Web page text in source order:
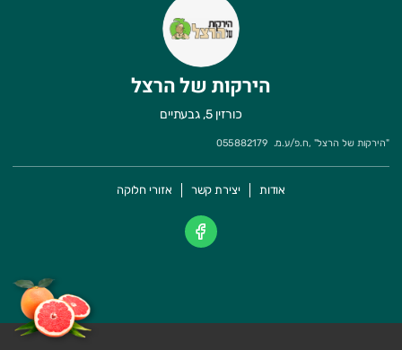
הירקות של הרצל
כורזין 5, גבעתיים
"הירקות של הרצל" ,ח.פ/ע.מ. 055882179
אודות יצירת קשר אזורי חלוקה